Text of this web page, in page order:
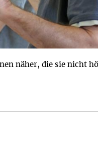
näher, die sie nicht